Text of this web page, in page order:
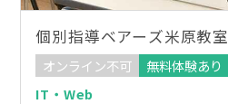
個別指導ベアーズ米原教室
オンライン不可
無料体験あり
IT・Web